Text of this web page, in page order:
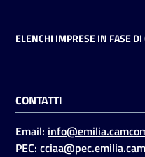
ELENCHI IMPRESE IN FASE
CONTATTI
Email:
PEC: